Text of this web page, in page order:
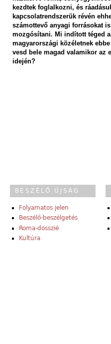
kezdtek foglalkozni, és ráadásul
kapcsolatrendszerük révén
számottevő anyagi forrásokat
mozgósítani. Mi indított téged
magyarországi közéletnek
vesd bele magad valamikor az
idején?
BESZÉLŐ ÚJSÁG
Folyamatos jelen
Beszélő-beszélgetés
Roma-dosszié
Kultúra